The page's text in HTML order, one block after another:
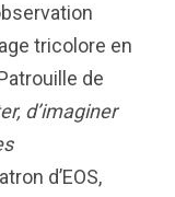
tricolore en
de
d’imaginer
d’EOS,